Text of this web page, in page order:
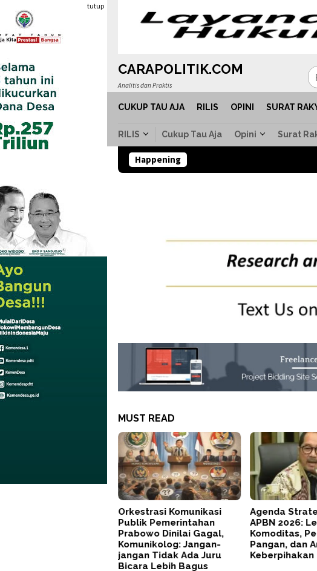
Loncat
konten
tutup
CARAPOLITIK.COM
Analitis dan Praktis
CUKUP TAU AJA RILIS OPINI SURAT
RILIS Cukup Tau Aja Opini Surat
Happening 11
MUST READ
Orkestrasi Komunikasi
Publik Pemerintahan
Prabowo Dinilai Gagal,
Komunikolog: Jangan-
jangan Tidak Ada Juru
Bicara Lebih Bagus
Agenda
APBN 2026:
Komoditas,
Pangan, dan